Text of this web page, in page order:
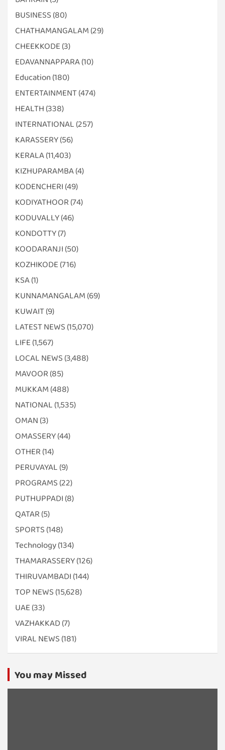
BUSINESS (80)
CHATHAMANGALAM (29)
CHEEKKODE (3)
EDAVANNAPPARA(10)
Education (180)
ENTERTAINMENT(474)
HEALTH (338)
INTERNATIONAL (257)
KARASSERY(56)
KERALA(11,403)
KIZHUPARAMBA(4)
KODENCHERI (49)
KODIYATHOOR (74)
KODUVALLY(46)
KONDOTTY(7)
KOODARANJI (50)
KOZHIKODE (716)
KSA(1)
KUNNAMANGALAM (69)
KUWAIT(9)
LATEST NEWS (15,070)
LIFE (1,567)
LOCAL NEWS (3,488)
MAVOOR (85)
MUKKAM (488)
NATIONAL (1,535)
OMAN (3)
OMASSERY(44)
OTHER (14)
PERUVAYAL (9)
PROGRAMS (22)
PUTHUPPADI (8)
QATAR (5)
SPORTS (148)
Technology(134)
THAMARASSERY(126)
THIRUVAMBADI (144)
TOP NEWS (15,628)
UAE (33)
VAZHAKKAD(7)
VIRAL NEWS (181)
You may Missed